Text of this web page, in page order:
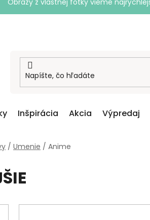
Obrazy z vlastnej fotky vieme
Inšpirácia Akcia Výpredaj
/ Umenie / Anime